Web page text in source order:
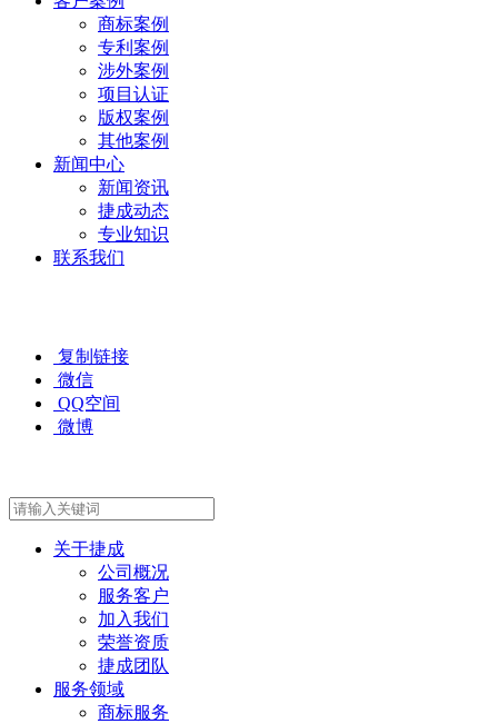
商标案例
专利案例
涉外案例
项目认证
版权案例
其他案例
新闻中心
新闻资讯
捷成动态
专业知识
联系我们
复制链接
微信
QQ空间
微博
关于捷成
公司概况
服务客户
加入我们
荣誉资质
捷成团队
服务领域
商标服务